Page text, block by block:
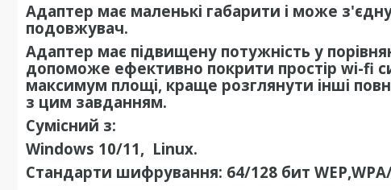
Адаптер має маленькі габарити і може
подовжувач.
Адаптер має підвищену потужність у
допоможе ефективно покрити простір wi-fi
максимум площі, краще розглянути інші
з цим завданням.
Сумісний з:
Windows 10/11, Linux.
Стандарти шифрування: 64/128 бит WEP,WPA